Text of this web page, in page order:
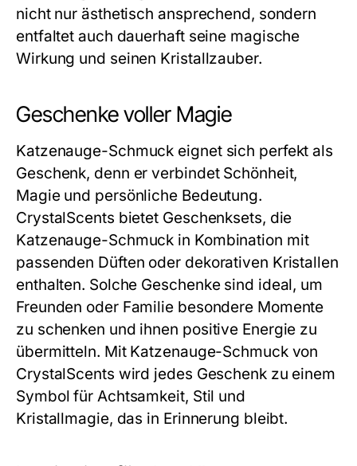
nicht nur ästhetisch ansprechend, sondern
entfaltet auch dauerhaft seine magische
Wirkung und seinen Kristallzauber.
Geschenke voller Magie
Katzenauge-Schmuck eignet sich perfekt als
Geschenk, denn er verbindet Schönheit,
Magie und persönliche Bedeutung.
CrystalScents bietet Geschenksets, die
Katzenauge-Schmuck in Kombination mit
passenden Düften oder dekorativen Kristallen
enthalten. Solche Geschenke sind ideal, um
Freunden oder Familie besondere Momente
zu schenken und ihnen positive Energie zu
übermitteln. Mit Katzenauge-Schmuck von
CrystalScents wird jedes Geschenk zu einem
Symbol für Achtsamkeit, Stil und
Kristallmagie, das in Erinnerung bleibt.